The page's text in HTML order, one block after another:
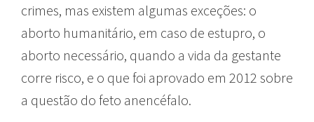
crimes, mas existem algumas exceções: o
aborto humanitário, em caso de estupro, o
aborto necessário, quando a vida da gestante
corre risco, e o que foi aprovado em 2012 sobre
a questão do feto anencéfalo.